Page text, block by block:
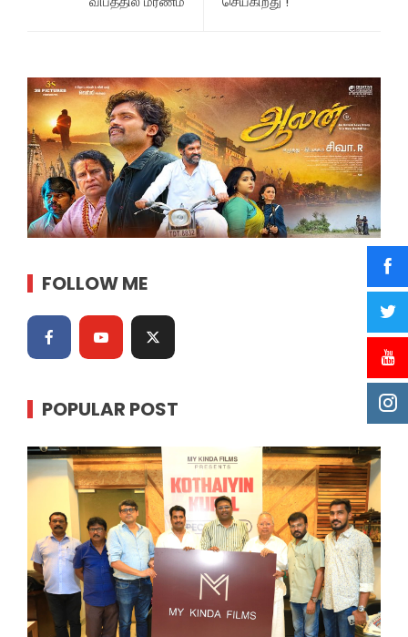
FOLLOW ME
POPULAR POST